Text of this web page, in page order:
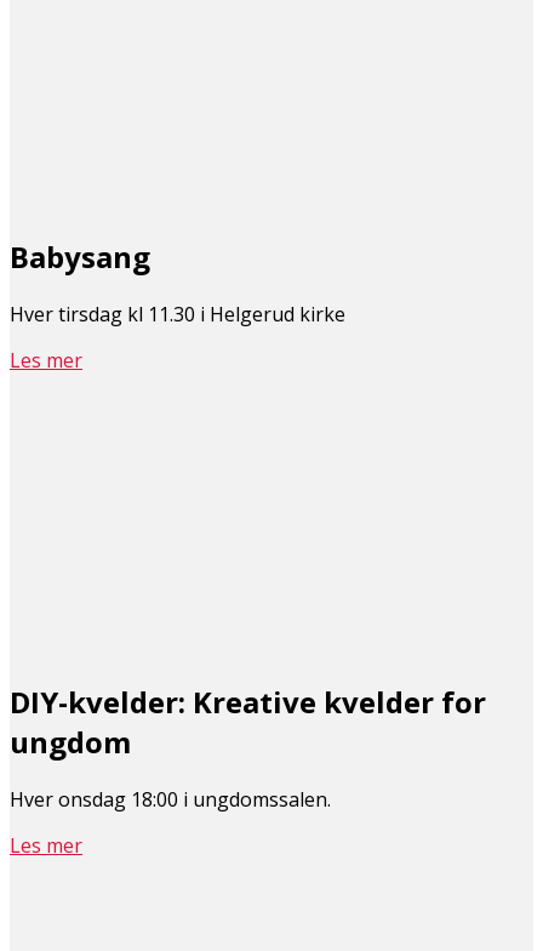
Babysang
Hver tirsdag kl 11.30 i Helgerud kirke
Les mer
DIY-kvelder: Kreative kvelder for
ungdom
Hver onsdag 18:00 i ungdomssalen.
Les mer